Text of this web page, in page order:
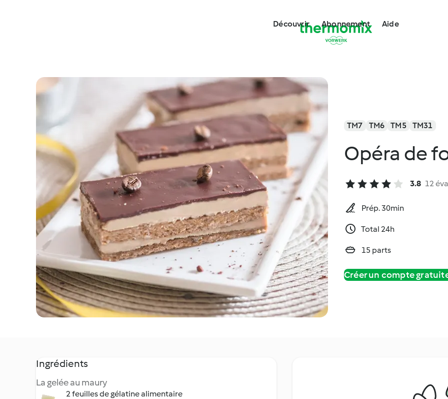
Découvrir Abonnement Aide
TM7 TM6 TM5 TM31
Opéra de
3.8 12
Prép. 30min
Total 24h
15 parts
Créer un compte
Ingrédients
La gelée au maury
2 feuilles de gélatine alimentaire